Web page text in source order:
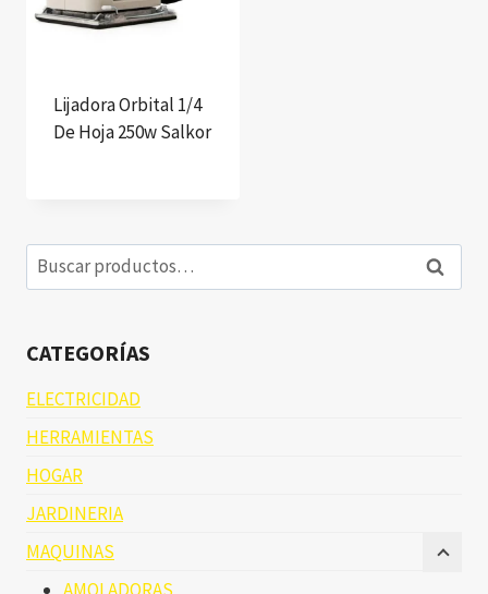
Lijadora Orbital 1/4
De Hoja 250w Salkor
Buscar
por:
Buscar
CATEGORÍAS
ELECTRICIDAD
HERRAMIENTAS
HOGAR
JARDINERIA
MAQUINAS